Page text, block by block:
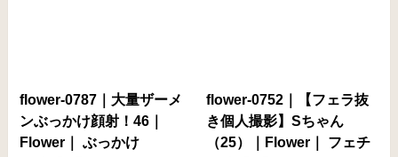
flower-0787｜大量ザーメ
ンぶっかけ顔射！46｜
Flower｜ ぶっかけ
flower-0752｜【フェラ抜
き個人撮影】Sちゃん
（25）｜Flower｜ フェチ